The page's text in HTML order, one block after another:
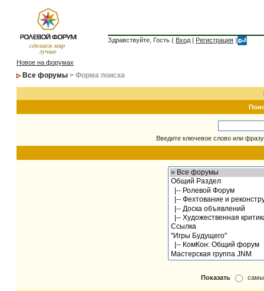
Здравствуйте, Гость ( Вход | Регистрация )
Новое на форумах
Все форумы > Форма поиска
Введите ключевое слово или
Показать